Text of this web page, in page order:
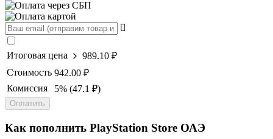
Итоговая цена
989.10 ₽
Стоимость 942.00 ₽
Комиссия
5% (47.1 ₽)
Оплатить
Как пополнить PlayStation Store ОАЭ